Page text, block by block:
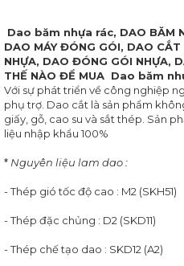
DÂY
DAO
CÔNG
NGHIỆP
DAO
CẮT
NGHIỆP
DAO
THỰC
Dao băm nhựa rác, DAO BĂM
DAO MÁY ĐÓNG GÓI, DAO
NHỰA, DAO ĐÓNG GÓI NHỰA,
THẾ NÀO ĐỂ MUA Dao băm
Với sự phát triển về công nghiệp
phụ trợ. Dao cắt là sản phẩm
giấy, gỗ, cao su và sắt thép. Sản
liệu nhập khẩu 100%
* Nguyên liệu lam dao :
- Thép gió tốc độ cao : M2 (SKH51)
- Thép đặc chủng : D2 (SKD11)
- Thép chế tạo dao : SKD12 (A2)